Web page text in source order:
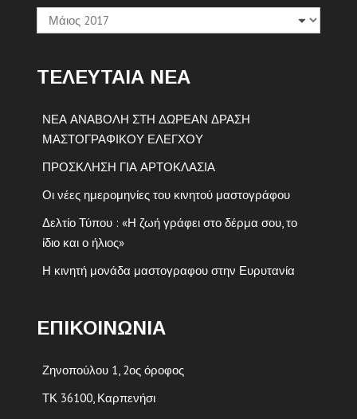
Δραστηριοτητα
ΤΕΛΕΥΤΑΙΑ ΝΕΑ
ΝΕΑ ΑΝΑΒΟΛΗ ΣΤΗ ΔΩΡΕΑΝ ΔΡΑΣΗ
ΜΑΣΤΟΓΡΑΦΙΚΟΥ ΕΛΕΓΧΟΥ
ΠΡΟΣΚΛΗΣΗ ΓΙΑ ΑΡΤΟΚΛΑΣΙΑ
Οι νέες ημερομηνίες του κινητού μαστογράφου
Δελτίο Τύπου : «Η ζωή γράφει στο δέρμα σου, το
ίδιο και ο ήλιος»
Η κινητή μονάδα μαστογραφου στην Ευρυτανία
ΕΠΙΚΟΙΝΩΝΙΑ
Ζηνοπούλου 1, 2ος όροφος
ΤΚ 36100, Καρπενήσι